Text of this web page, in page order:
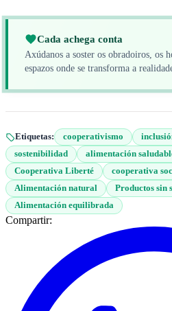
Cada achega conta
Axúdanos a soster os obradoiros, os
espazos onde se transforma a
Etiquetas: cooperativismo
sostenibilidad
alimentación
Cooperativa Liberté
cooperativa
Alimentación natural
Productos sin
Alimentación equilibrada
Compartir: